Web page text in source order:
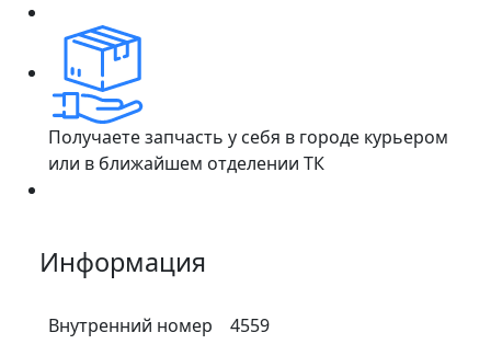
Получаете запчасть у себя в городе курьером
или в ближайшем отделении ТК
Информация
Внутренний номер
4559